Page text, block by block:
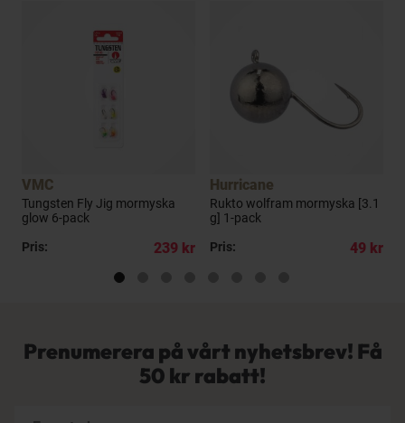
VMC
Tungsten Fly Jig mormyska
glow 6-pack
Pris:
239 kr
Hurricane
Rukto wolfram mormyska [3.1
g] 1-pack
Pris:
49 kr
Prenumerera på vårt nyhetsbrev! Få
50 kr rabatt!